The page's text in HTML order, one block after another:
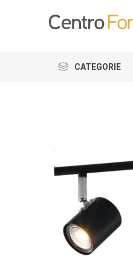
CATEGORIE